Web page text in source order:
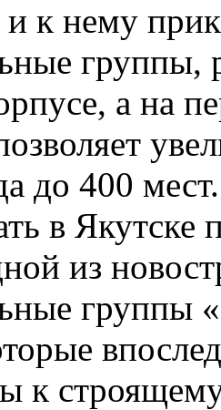
и к нему
группы,
а на
до 400
в
из
группы
к